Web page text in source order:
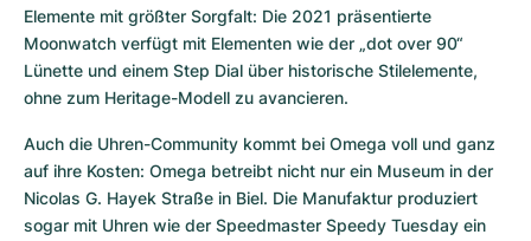
Elemente mit größter Sorgfalt: Die 2021 präsentierte
Moonwatch verfügt mit Elementen wie der „dot over 90“
Lünette und einem Step Dial über historische Stilelemente,
ohne zum Heritage-Modell zu avancieren.
Auch die Uhren-Community kommt bei Omega voll und ganz
auf ihre Kosten: Omega betreibt nicht nur ein Museum in der
Nicolas G. Hayek Straße in Biel. Die Manufaktur produziert
sogar mit Uhren wie der Speedmaster Speedy Tuesday ein